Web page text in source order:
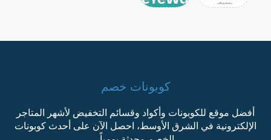
كوبونات خصم
أفضل موقع للكوبونات وأكواد وقسائم التخفيض لأشهر المتاجر
الإلكترونية في الشرق الأوسط، احصل الآن على أحدث كوبونات